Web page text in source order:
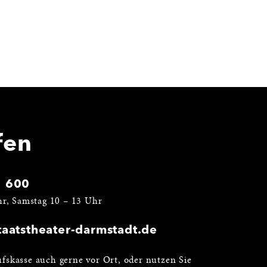
600
Samstag 10 – 13 Uhr
darmstadt.de
auch gerne vor Ort, oder nutzen Sie